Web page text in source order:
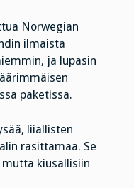
Norwegian
ilmaista
ja lupasin
paketissa.
liiallisten
rasittamaa. Se
kiusallisiin